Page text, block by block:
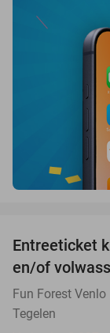
Entreeticket
en/of
Fun Forest Venlo
Tegelen